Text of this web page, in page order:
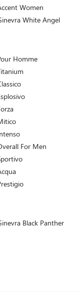
Women
White Angel
Homme
For Men
Black Panther